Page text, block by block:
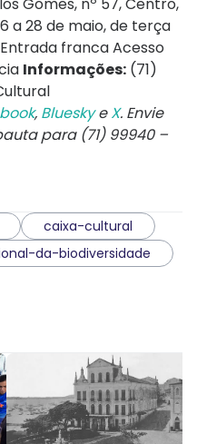
a 28 de maio, de terça
franca Acesso
Informações: (71)
, BlueskyeX. Envie
para (71) 99940 –
caixa-cultural
da-biodiversidade